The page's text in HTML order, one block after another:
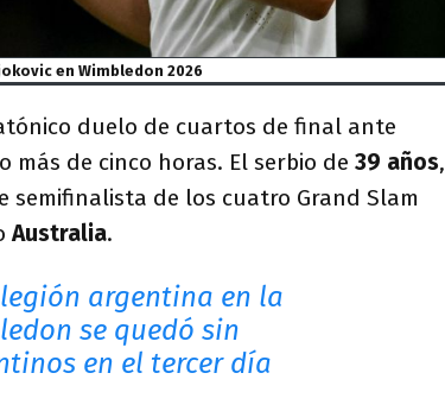
en Wimbledon 2026
duelo de cuartos de final ante
más de cinco horas. El serbio de 39 años,
semifinalista de los cuatro Grand Slam
Australia.
argentina en la
se quedó sin
en el tercer día